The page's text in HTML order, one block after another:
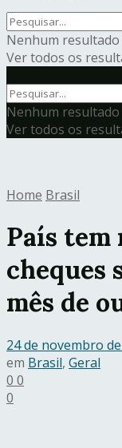
Nenhum resultado
Ver todos os
Nenhum resultado
Ver todos os
Home Brasil
País tem
cheques
mês de
24 de novembro
em Brasil, Geral
0 0
0